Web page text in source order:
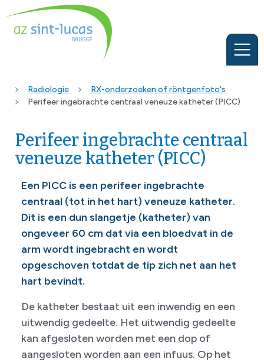
Radiologie
RX-onderzoeken of röntgenfoto's
Perifeer ingebrachte centraal veneuze katheter (PICC)
Perifeer ingebrachte centraal
veneuze katheter (PICC)
Een PICC is een perifeer ingebrachte
centraal (tot in het hart) veneuze katheter.
Dit is een dun slangetje (katheter) van
ongeveer 60 cm dat via een bloedvat in de
arm wordt ingebracht en wordt
opgeschoven totdat de tip zich net aan het
hart bevindt.
De katheter bestaat uit een inwendig en een
uitwendig gedeelte. Het uitwendig gedeelte
kan afgesloten worden met een dop of
aangesloten worden aan een infuus. Op het